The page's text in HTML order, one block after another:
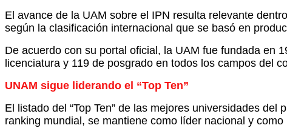
El avance de la UAM sobre el IPN resulta relevante
según la clasificación internacional que se basó en
De acuerdo con su portal oficial, la UAM fue fundada en
licenciatura y 119 de posgrado en todos los campos del
UNAM sigue liderando el “Top Ten”
El listado del “Top Ten” de las mejores universidades
ranking mundial, se mantiene como líder nacional y